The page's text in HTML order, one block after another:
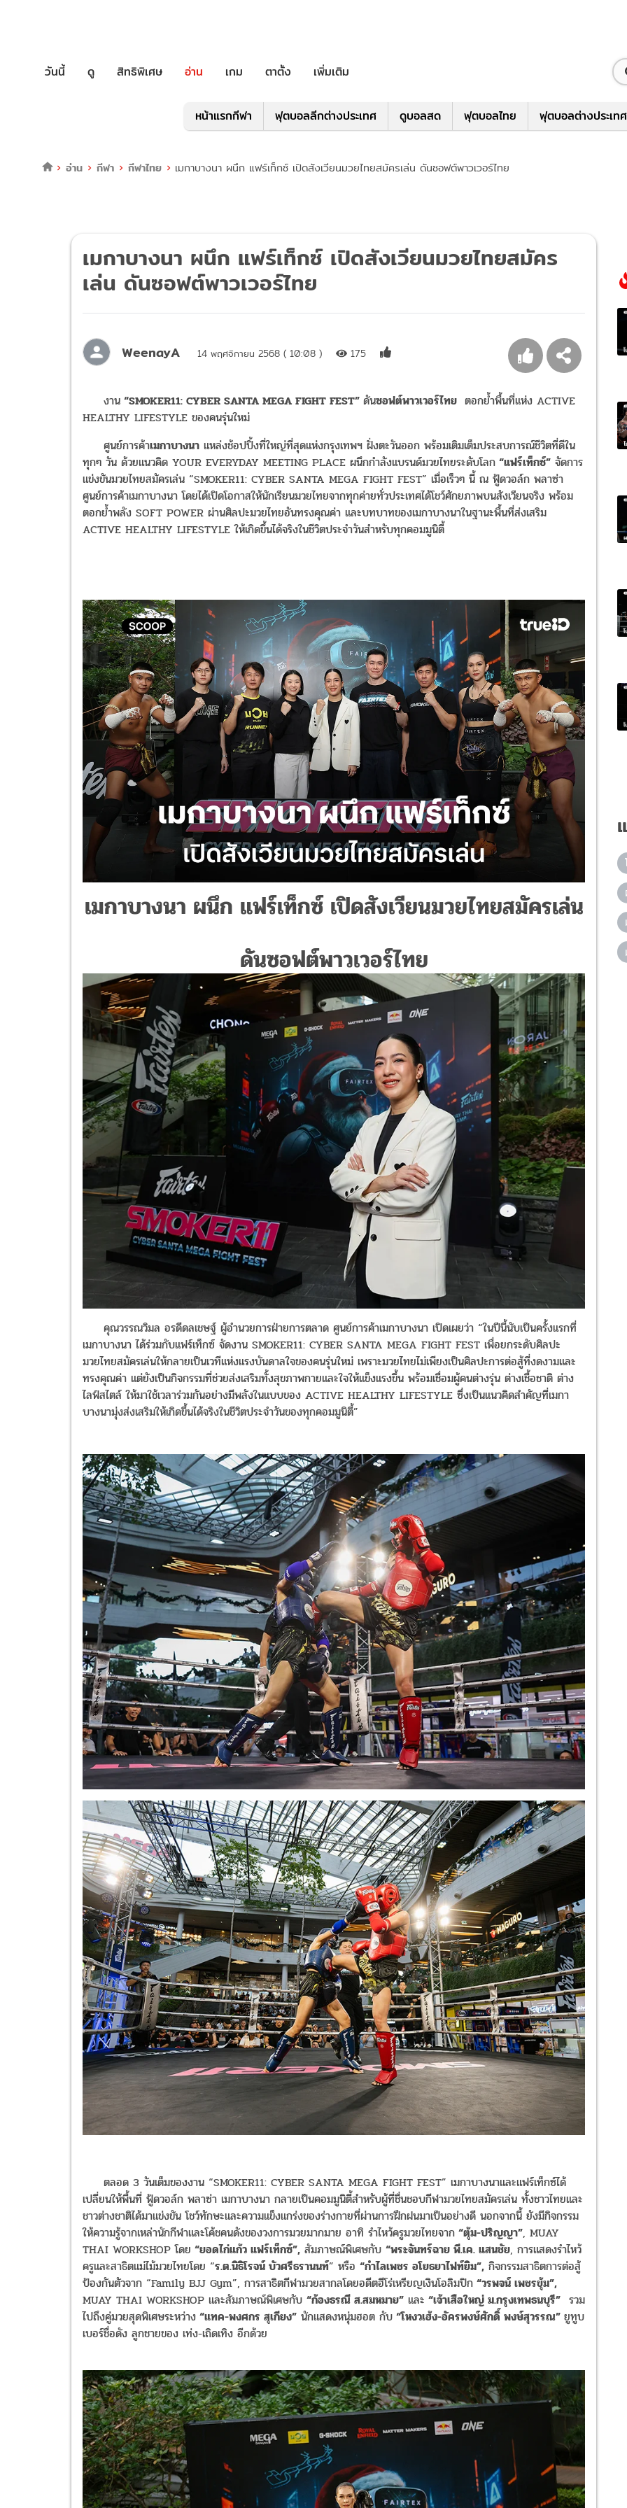
วันนี้ ดู สิทธิพิเศษ อ่าน เกม ตาตั้ง เพิ่มเติม
หน้าแรกกีฬา ฟุตบอลลีกต่างประเทศ ดูบอลสด ฟุตบอลไทย ฟุตบอลต่างประเทศ
อ่าน กีฬา กีฬาไทย เมกาบางนา ผนึก แฟร์เท็กซ์ เปิดสังเวียนมวยไทยสมัครเล่น ดันซอฟต์พาวเวอร์ไทย
เมกาบางนา ผนึก แฟร์เท็กซ์ เปิดสังเวียนมวยไทยสมัคร
เล่น ดันซอฟต์พาวเวอร์ไทย
WeenayA 14 พฤศจิกายน 2568 ( 10:08 ) 175
งาน “SMOKER11: CYBER SANTA MEGA FIGHT FEST” ดันซอฟต์พาวเวอร์ไทย ตอกย้ำพื้นที่แห่ง ACTIVE
HEALTHY LIFESTYLE ของคนรุ่นใหม่
ศูนย์การค้าเมกาบางนา แหล่งช้อปปิ้งที่ใหญ่ที่สุดแห่งกรุงเทพฯ ฝั่งตะวันออก พร้อมเติมเต็มประสบการณ์ชีวิตที่ดีใน
ทุกๆ วัน ด้วยแนวคิด YOUR EVERYDAY MEETING PLACE ผนึกกำลังแบรนด์มวยไทยระดับโลก “แฟร์เท็กซ์” จัดการ
แข่งขันมวยไทยสมัครเล่น “SMOKER11: CYBER SANTA MEGA FIGHT FEST” เมื่อเร็วๆ นี้ ณ ฟู้ดวอล์ก พลาซ่า
ศูนย์การค้าเมกาบางนา โดยได้เปิดโอกาสให้นักเรียนมวยไทยจากทุกค่ายทั่วประเทศได้โชว์ศักยภาพบนสังเวียนจริง พร้อม
ตอกย้ำพลัง SOFT POWER ผ่านศิลปะมวยไทยอันทรงคุณค่า และบทบาทของเมกาบางนาในฐานะพื้นที่ส่งเสริม
ACTIVE HEALTHY LIFESTYLE ให้เกิดขึ้นได้จริงในชีวิตประจำวันสำหรับทุกคอมมูนิตี้
เมกาบางนา ผนึก แฟร์เท็กซ์ เปิดสังเวียนมวยไทยสมัครเล่น
ดันซอฟต์พาวเวอร์ไทย
คุณวรรณวิมล อรดีดลเชษฐ์ ผู้อำนวยการฝ่ายการตลาด ศูนย์การค้าเมกาบางนา เปิดเผยว่า “ในปีนี้นับเป็นครั้งแรกที่
เมกาบางนา ได้ร่วมกับแฟร์เท็กซ์ จัดงาน SMOKER11: CYBER SANTA MEGA FIGHT FEST เพื่อยกระดับศิลปะ
มวยไทยสมัครเล่นให้กลายเป็นเวทีแห่งแรงบันดาลใจของคนรุ่นใหม่ เพราะมวยไทยไม่เพียงเป็นศิลปะการต่อสู้ที่งดงามและ
ทรงคุณค่า แต่ยังเป็นกิจกรรมที่ช่วยส่งเสริมทั้งสุขภาพกายและใจให้แข็งแรงขึ้น พร้อมเชื่อมผู้คนต่างรุ่น ต่างเชื้อชาติ ต่าง
ไลฟ์สไตล์ ให้มาใช้เวลาร่วมกันอย่างมีพลังในแบบของ ACTIVE HEALTHY LIFESTYLE ซึ่งเป็นแนวคิดสำคัญที่เมกา
บางนามุ่งส่งเสริมให้เกิดขึ้นได้จริงในชีวิตประจำวันของทุกคอมมูนิตี้”
ตลอด 3 วันเต็มของงาน “SMOKER11: CYBER SANTA MEGA FIGHT FEST” เมกาบางนาและแฟร์เท็กซ์ได้
เปลี่ยนให้พื้นที่ ฟู้ดวอล์ก พลาซ่า เมกาบางนา กลายเป็นคอมมูนิตี้สำหรับผู้ที่ชื่นชอบกีฬามวยไทยสมัครเล่น ทั้งชาวไทยและ
ชาวต่างชาติได้มาแข่งขัน โชว์ทักษะและความแข็งแกร่งของร่างกายที่ผ่านการฝึกฝนมาเป็นอย่างดี นอกจากนี้ ยังมีกิจกรรม
ให้ความรู้จากเหล่านักกีฬาและโค้ชคนดังของวงการมวยมากมาย อาทิ รำไหว้ครูมวยไทยจาก “ตุ้ม-ปริญญา”, MUAY
THAI WORKSHOP โดย “ยอดไก่แก้ว แฟร์เท็กซ์”, สัมภาษณ์พิเศษกับ “พระจันทร์ฉาย พี.เค. แสนชัย, การแสดงรำไหว้
ครูและสาธิตแม่ไม้มวยไทยโดย “ร.ต.นิธิโรจน์ บัวศรีธรานนท์” หรือ “กำไลเพชร อโยธยาไฟท์ยิม”, กิจกรรมสาธิตการต่อสู้
ป้องกันตัวจาก “Family BJJ Gym”, การสาธิตกีฬามวยสากลโดยอดีตฮีโร่เหรียญเงินโอลิมปิก “วรพจน์ เพชรขุ้ม”,
MUAY THAI WORKSHOP และสัมภาษณ์พิเศษกับ “ก้องธรณี ส.สมหมาย” และ “เจ้าเสือใหญ่ ม.กรุงเทพธนบุรี” รวม
ไปถึงคู่มวยสุดพิเศษระหว่าง “แทค-พงศกร สุเกียง” นักแสดงหนุ่มฮอต กับ “โหงวเฮ้ง-อัครพงษ์ศักดิ์ พงษ์สุวรรณ” ยูทูบ
เบอร์ชื่อดัง ลูกชายของ เท่ง-เถิดเทิง อีกด้วย